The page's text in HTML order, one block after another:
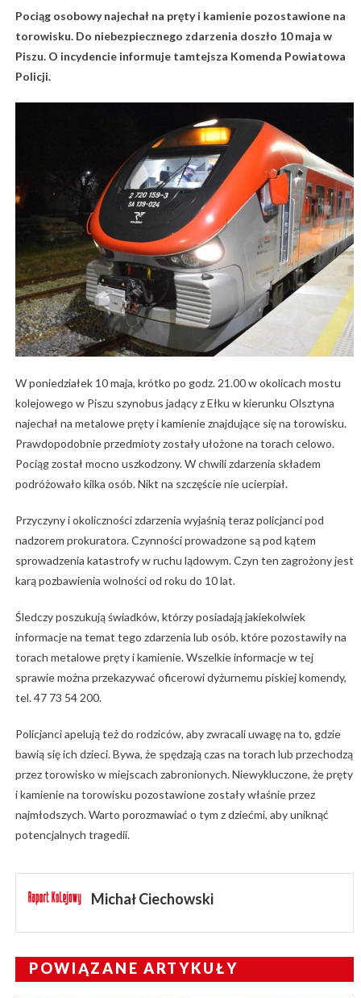
Pociąg osobowy najechał na pręty i kamienie pozostawione na
torowisku. Do niebezpiecznego zdarzenia doszło 10 maja w
Piszu. O incydencie informuje tamtejsza Komenda Powiatowa
Policji.
W poniedziałek 10 maja, krótko po godz. 21.00 w okolicach mostu
kolejowego w Piszu szynobus jadący z Ełku w kierunku Olsztyna
najechał na metalowe pręty i kamienie znajdujące się na torowisku.
Prawdopodobnie przedmioty zostały ułożone na torach celowo.
Pociąg został mocno uszkodzony. W chwili zdarzenia składem
podróżowało kilka osób. Nikt na szczęście nie ucierpiał.
Przyczyny i okoliczności zdarzenia wyjaśnią teraz policjanci pod
nadzorem prokuratora. Czynności prowadzone są pod kątem
sprowadzenia katastrofy w ruchu lądowym. Czyn ten zagrożony jest
karą pozbawienia wolności od roku do 10 lat.
Śledczy poszukują świadków, którzy posiadają jakiekolwiek
informacje na temat tego zdarzenia lub osób, które pozostawiły na
torach metalowe pręty i kamienie. Wszelkie informacje w tej
sprawie można przekazywać oficerowi dyżurnemu piskiej komendy,
tel. 47 73 54 200.
Policjanci apelują też do rodziców, aby zwracali uwagę na to, gdzie
bawią się ich dzieci. Bywa, że spędzają czas na torach lub przechodzą
przez torowisko w miejscach zabronionych. Niewykluczone, że pręty
i kamienie na torowisku pozostawione zostały właśnie przez
najmłodszych. Warto porozmawiać o tym z dziećmi, aby uniknąć
potencjalnych tragedii.
Michał Ciechowski
POWIĄZANE ARTYKUŁY